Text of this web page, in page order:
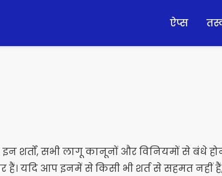
ऐप्स
सभी लागू कानूनों और विनियमों से बंधे
यदि आप इनमें से किसी भी शर्त से सहमत